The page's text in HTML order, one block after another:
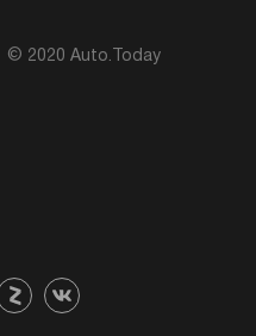
© 2020 Auto.Today